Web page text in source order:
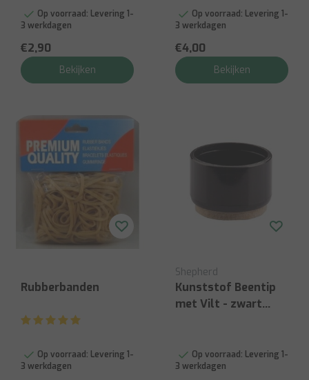
Op voorraad: Levering 1-
3 werkdagen
€2,90
Bekijken
Op voorraad: Levering 1-
3 werkdagen
€4,00
Bekijken
Rubberbanden
Op voorraad: Levering 1-
3 werkdagen
Shepherd
Kunststof Beentip
met Vilt - zwart
Op voorraad: Levering 1-
3 werkdagen